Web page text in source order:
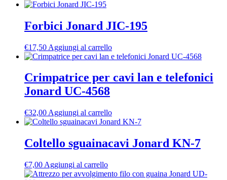
Forbici Jonard JIC-195
€17,50 Aggiungi al carrello
Crimpatrice per cavi lan e telefonici
Jonard UC-4568
€32,00 Aggiungi al carrello
Coltello sguainacavi Jonard KN-7
€7,00 Aggiungi al carrello